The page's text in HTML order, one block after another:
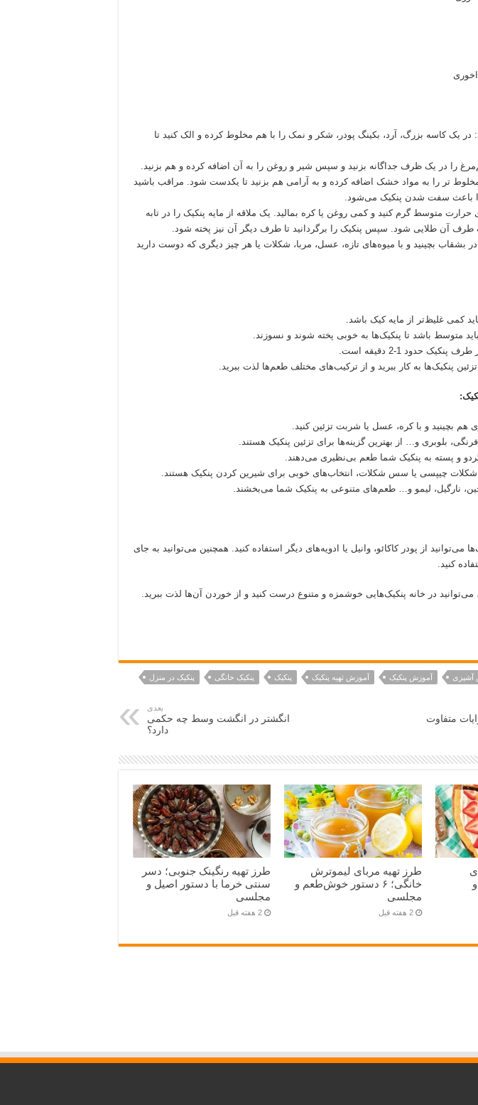
یک کاسه بزرگ، آرد، بکینگ پودر، شکر و نمک را با هم مخلوط کرده و الک کنید تا
را در یک ظرف جداگانه بزنید و سپس شیر و روغن را به آن اضافه کرده و هم بزنید.
تر را به مواد خشک اضافه کرده و به آرامی هم بزنید تا یکدست شود. مراقب باشید
باعث سفت شدن پنکیک می‌شود.
حرارت متوسط گرم کنید و کمی روغن یا کره بمالید. یک ملاقه از مایه پنکیک را در تابه
طرف آن طلایی شود. سپس پنکیک را برگردانید تا طرف دیگر آن نیز پخته شود.
بشقاب بچینید و با میوه‌های تازه، عسل، مربا، شکلات یا هر چیز دیگری که دوست دارید
کمی غلیظ‌تر از مایه کیک باشد.
متوسط باشد تا پنکیک‌ها به خوبی پخته شوند و نسوزند.
حدود 1-2 دقیقه است.
پنکیک‌ها به کار ببرید و از ترکیب‌های مختلف طعم‌ها لذت ببرید.
هم بچینید و با کره، عسل یا شربت تزئین کنید.
بلوبری و… از بهترین گزینه‌ها برای تزئین پنکیک هستند.
و پسته به پنکیک شما طعم بی‌نظیری می‌دهند.
چیپسی یا سس شکلات، انتخاب‌های خوبی برای شیرین کردن پنکیک هستند.
نارگیل، لیمو و… طعم‌های متنوعی به پنکیک شما می‌بخشند.
می‌توانید از پودر کاکائو، وانیل یا ادویه‌های دیگر استفاده کنید. همچنین می‌توانید به جای
کنید.
می‌توانید در خانه پنکیک‌هایی خوشمزه و متنوع درست کنید و از خوردن آن‌ها لذت ببرید.
آشپزی آموزش پنکیک آموزش تهیه پنکیک پنکیک پنکیک خانگی پنکیک در منزل
متفاوت
بعدی
انگشتر در انگشت وسط چه حکمی
دارد؟
طرز تهیه مربای لیموترش
خانگی؛ ۶ دستور خوش‌طعم و
مجلسی
2 هفته قبل
طرز تهیه رنگینک جنوبی؛ دسر
سنتی خرما با دستور اصیل و
مجلسی
2 هفته قبل